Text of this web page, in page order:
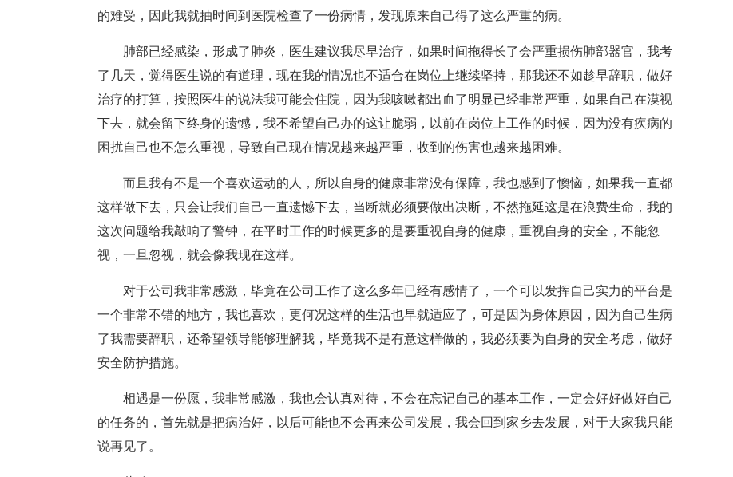
的难受，因此我就抽时间到医院检查了一份病情，发现原来自己得了这么严重的病。
肺部已经感染，形成了肺炎，医生建议我尽早治疗，如果时间拖得长了会严重损伤肺部器官，我考
了几天，觉得医生说的有道理，现在我的情况也不适合在岗位上继续坚持，那我还不如趁早辞职，做好
治疗的打算，按照医生的说法我可能会住院，因为我咳嗽都出血了明显已经非常严重，如果自己在漠视
下去，就会留下终身的遗憾，我不希望自己办的这让脆弱，以前在岗位上工作的时候，因为没有疾病的
困扰自己也不怎么重视，导致自己现在情况越来越严重，收到的伤害也越来越困难。
而且我有不是一个喜欢运动的人，所以自身的健康非常没有保障，我也感到了懊恼，如果我一直都
这样做下去，只会让我们自己一直遗憾下去，当断就必须要做出决断，不然拖延这是在浪费生命，我的
这次问题给我敲响了警钟，在平时工作的时候更多的是要重视自身的健康，重视自身的安全，不能忽
视，一旦忽视，就会像我现在这样。
对于公司我非常感激，毕竟在公司工作了这么多年已经有感情了，一个可以发挥自己实力的平台是
一个非常不错的地方，我也喜欢，更何况这样的生活也早就适应了，可是因为身体原因，因为自己生病
了我需要辞职，还希望领导能够理解我，毕竟我不是有意这样做的，我必须要为自身的安全考虑，做好
安全防护措施。
相遇是一份愿，我非常感激，我也会认真对待，不会在忘记自己的基本工作，一定会好好做好自己
的任务的，首先就是把病治好，以后可能也不会再来公司发展，我会回到家乡去发展，对于大家我只能
说再见了。